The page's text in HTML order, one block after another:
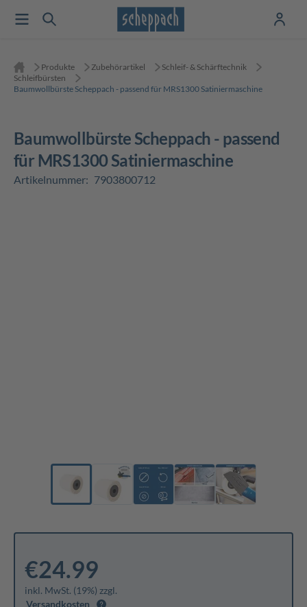
Produkte Zubehörartikel
Schleif- & Schärftechnik
Schleifbürsten
Baumwollbürste Scheppach - passend für MRS1300 Satiniermaschine
Baumwollbürste Scheppach - passend
für MRS1300 Satiniermaschine
Artikelnummer: 7903800712
€24.99
inkl. MwSt. (19%) zzgl.
Versandkosten